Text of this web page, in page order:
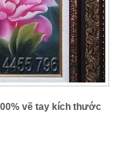
vẽ tay kích thước